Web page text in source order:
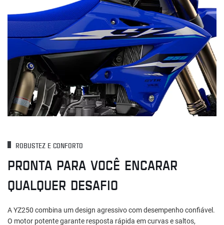
ROBUSTEZ E CONFORTO
PRONTA PARA VOCÊ ENCARAR
QUALQUER DESAFIO
A YZ250 combina um design agressivo com desempenho confiável.
O motor potente garante resposta rápida em curvas e saltos,